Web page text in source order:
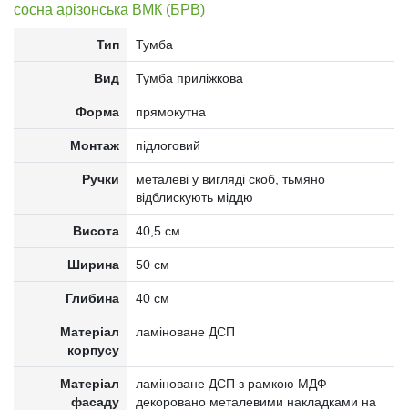
сосна арізонська ВМК (БРВ)
Тип Тумба
Вид Тумба приліжкова
Форма прямокутна
Монтаж підлоговий
Ручки
металеві у вигляді скоб, тьмяно
відблискують міддю
Висота 40,5 см
Ширина 50 см
Глибина 40 см
Матеріал
корпусу
ламіноване ДСП
Матеріал
фасаду
ламіноване ДСП з рамкою МДФ
декоровано металевими накладками на